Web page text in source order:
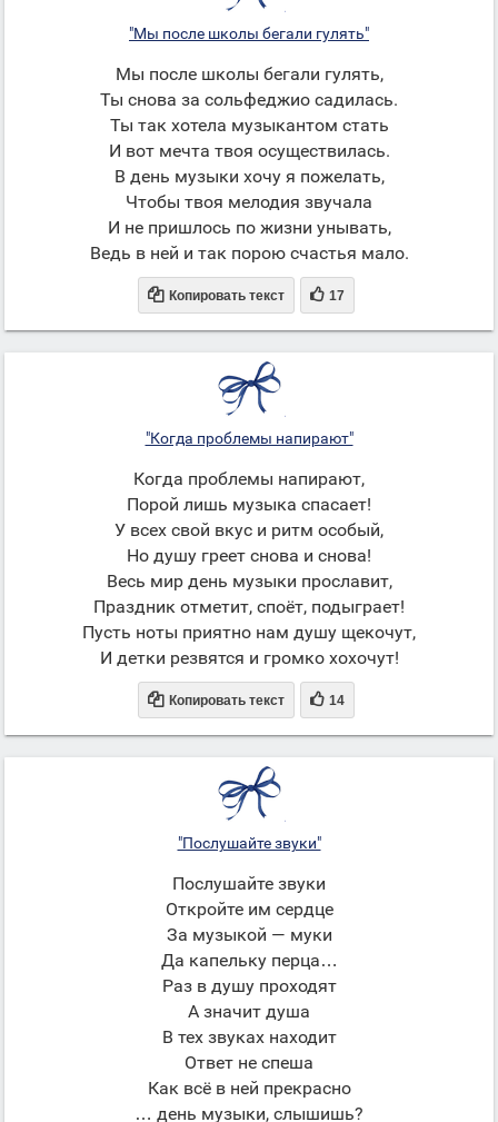
"Мы после школы бегали гулять"
Мы после школы бегали гулять,
Ты снова за сольфеджио садилась.
Ты так хотела музыкантом стать
И вот мечта твоя осуществилась.
В день музыки хочу я пожелать,
Чтобы твоя мелодия звучала
И не пришлось по жизни унывать,
Ведь в ней и так порою счастья мало.
 Копировать текст  17
"Когда проблемы напирают"
Когда проблемы напирают,
Порой лишь музыка спасает!
У всех свой вкус и ритм особый,
Но душу греет снова и снова!
Весь мир день музыки прославит,
Праздник отметит, споёт, подыграет!
Пусть ноты приятно нам душу щекочут,
И детки резвятся и громко хохочут!
 Копировать текст  14
"Послушайте звуки"
Послушайте звуки
Откройте им сердце
За музыкой — муки
Да капельку перца…
Раз в душу проходят
А значит душа
В тех звуках находит
Ответ не спеша
Как всё в ней прекрасно
… день музыки, слышишь?